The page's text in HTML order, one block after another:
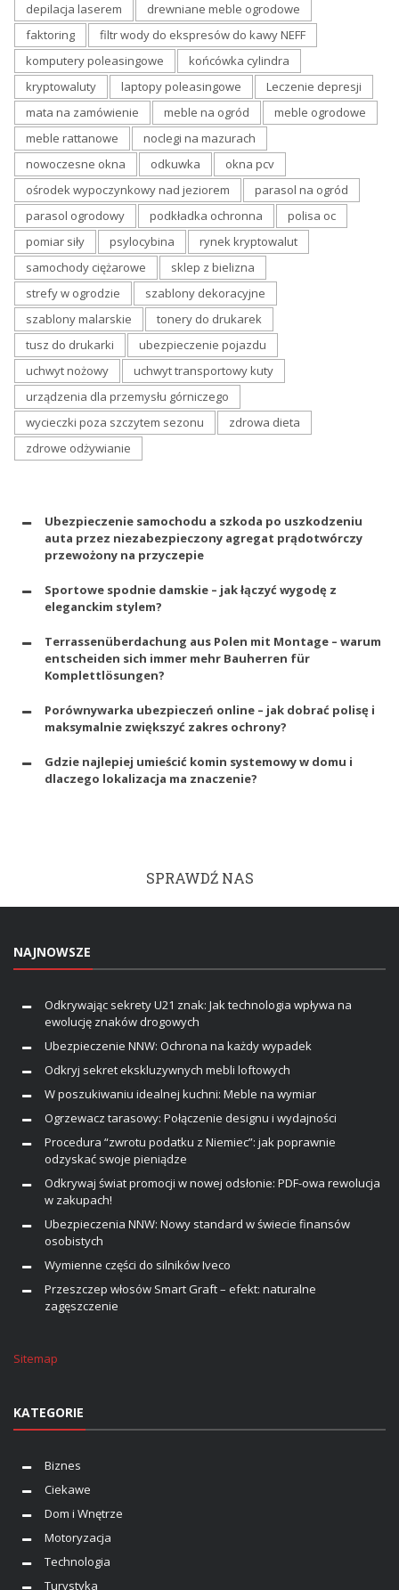
depilacja laserem
drewniane meble ogrodowe
faktoring
filtr wody do ekspresów do kawy NEFF
komputery poleasingowe
końcówka cylindra
kryptowaluty
laptopy poleasingowe
Leczenie depresji
mata na zamówienie
meble na ogród
meble ogrodowe
meble rattanowe
noclegi na mazurach
nowoczesne okna
odkuwka
okna pcv
ośrodek wypoczynkowy nad jeziorem
parasol na ogród
parasol ogrodowy
podkładka ochronna
polisa oc
pomiar siły
psylocybina
rynek kryptowalut
samochody ciężarowe
sklep z bielizna
strefy w ogrodzie
szablony dekoracyjne
szablony malarskie
tonery do drukarek
tusz do drukarki
ubezpieczenie pojazdu
uchwyt nożowy
uchwyt transportowy kuty
urządzenia dla przemysłu górniczego
wycieczki poza szczytem sezonu
zdrowa dieta
zdrowe odżywianie
Ubezpieczenie samochodu a szkoda po uszkodzeniu
auta przez niezabezpieczony agregat prądotwórczy
przewożony na przyczepie
Sportowe spodnie damskie – jak łączyć wygodę z
eleganckim stylem?
Terrassenüberdachung aus Polen mit Montage – warum
entscheiden sich immer mehr Bauherren für
Komplettlösungen?
Porównywarka ubezpieczeń online – jak dobrać polisę i
maksymalnie zwiększyć zakres ochrony?
Gdzie najlepiej umieścić komin systemowy w domu i
dlaczego lokalizacja ma znaczenie?
SPRAWDŹ NAS
NAJNOWSZE
Odkrywając sekrety U21 znak: Jak technologia wpływa na
ewolucję znaków drogowych
Ubezpieczenie NNW: Ochrona na każdy wypadek
Odkryj sekret ekskluzywnych mebli loftowych
W poszukiwaniu idealnej kuchni: Meble na wymiar
Ogrzewacz tarasowy: Połączenie designu i wydajności
Procedura “zwrotu podatku z Niemiec”: jak poprawnie
odzyskać swoje pieniądze
Odkrywaj świat promocji w nowej odsłonie: PDF-owa rewolucja
w zakupach!
Ubezpieczenia NNW: Nowy standard w świecie finansów
osobistych
Wymienne części do silników Iveco
Przeszczep włosów Smart Graft – efekt: naturalne
zagęszczenie
Sitemap
KATEGORIE
Biznes
Ciekawe
Dom i Wnętrze
Motoryzacja
Technologia
Turystyka